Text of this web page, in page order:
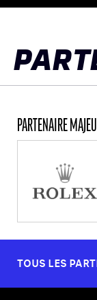
PARTENAIRE
TOUS LES